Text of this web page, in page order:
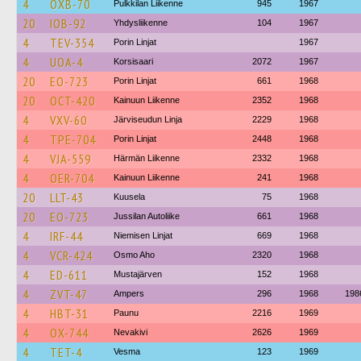
4 OXB-70 Pulkkilan Liikenne 945 1967
20 IOB-92 Yhdysliikenne 104 1967
4 TEV-354 Porin Linjat 1967
4 UOA-4 Korsisaari 2072 1967
20 EO-723 Porin Linjat 661 1968
20 OCT-420 Kainuun Liikenne 2352 1968
4 VXV-60 Järviseudun Linja 2229 1968
4 TPE-704 Porin Linjat 2448 1968
4 VJA-559 Härmän Liikenne 2332 1968
4 OER-704 Kainuun Liikenne 241 1968
20 LLT-43 Kuusela 75 1968
20 EO-723 Jussilan Autoliike 661 1968
4 IRF-44 Niemisen Linjat 669 1968
4 VCR-424 Osmo Aho 2320 1968
4 ED-611 Mustajärven 152 1968
4 ZVT-47 Ampers 296 1968
4 HBT-31 Paunu 2216 1969
4 OX-744 Nevakivi 2626 1969
4 TET-4 Vesma 123 1969